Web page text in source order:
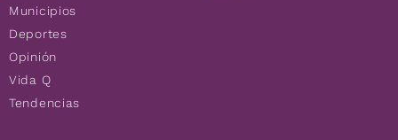
Municipios
Deportes
Opinión
Vida Q
Tendencias